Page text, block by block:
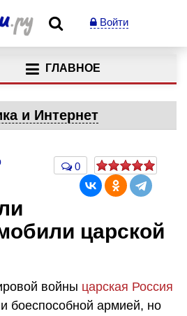
Войти
ГЛАВНОЕ
и Интернет
0
царской
войны царская Россия
боеспособной армией, но